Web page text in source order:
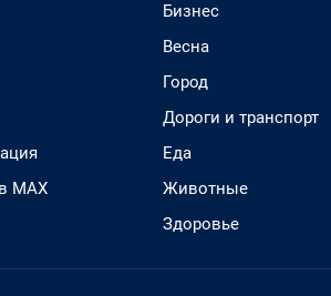
MAX
Бизнес
Весна
Город
Дороги и транспорт
Еда
Животные
Здоровье